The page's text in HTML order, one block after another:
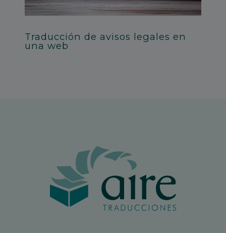
Traducción de avisos legales en
una web